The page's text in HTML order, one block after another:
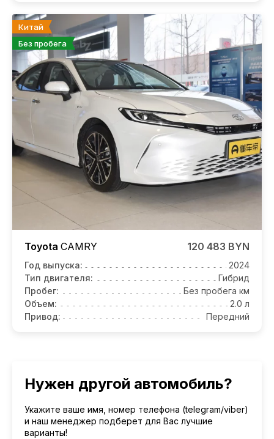
Китай
Без пробега
Toyota CAMRY 120 483 BYN
Год выпуска:
2024
Тип двигателя:
Гибрид
Пробег:
Без пробега км
Объем:
2.0 л
Привод:
Передний
Нужен другой автомобиль?
Укажите ваше имя, номер телефона (telegram/viber)
и наш менеджер подберет для Вас лучшие
варианты!